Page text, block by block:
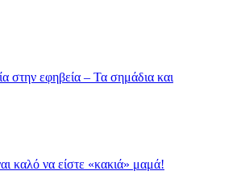
στην εφηβεία – Τα σημάδια και
καλό να είστε «κακιά» μαμά!